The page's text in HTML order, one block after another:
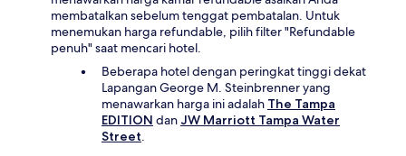
membatalkan sebelum tenggat pembatalan. Untuk
menemukan harga refundable, pilih filter "Refundable
penuh" saat mencari hotel.
Beberapa hotel dengan peringkat tinggi dekat
Lapangan George M. Steinbrenner yang
menawarkan harga ini adalah The Tampa
EDITION danJW Marriott Tampa Water
Street.